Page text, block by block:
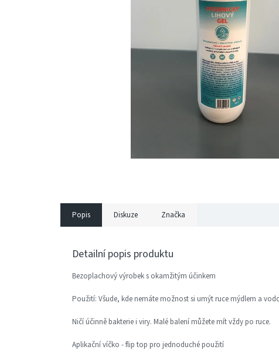
Popis Diskuze Značka
Detailní popis produktu
Bezoplachový výrobek s okamžitým účinkem
Použití: Všude, kde nemáte možnost si umýt ruce mýdlem a
Ničí účinně bakterie i viry. Malé balení můžete mít vždy po ruce.
Aplikační víčko - flip top pro jednoduché použití